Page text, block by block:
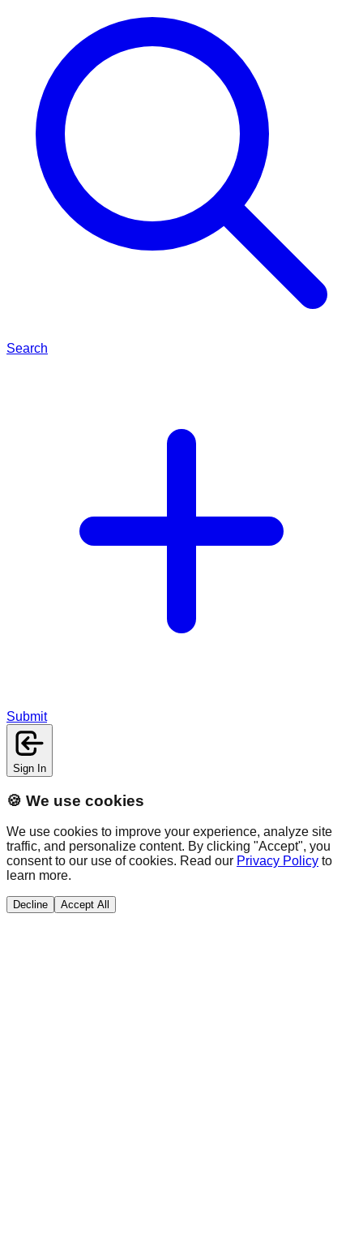
Search
Submit
Sign In
🍪 We use cookies
We use cookies to improve your experience, analyze site
traffic, and personalize content. By clicking "Accept", you
consent to our use of cookies. Read our Privacy Policy to
learn more.
Decline Accept All